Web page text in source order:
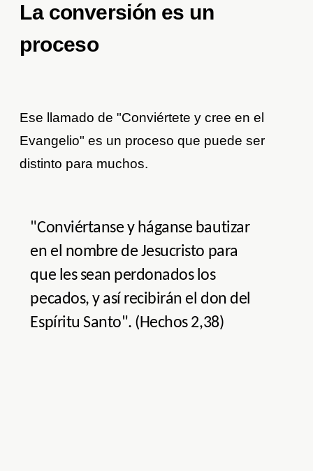
La conversión es un
proceso
Ese llamado de "Conviértete y cree en el
Evangelio" es un proceso que puede ser
distinto para muchos.
"Conviértanse y háganse bautizar
en el nombre de Jesucristo para
que les sean perdonados los
pecados, y así recibirán el don del
Espíritu Santo". (Hechos 2,38)